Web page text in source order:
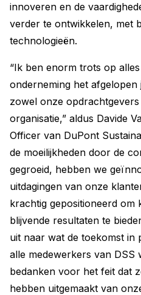
innoveren en de
verder te ontwikkelen, met
technologieën.
“Ik ben enorm trots op
onderneming het
zowel onze
organisatie,” aldus Davide
Officer van DuPont
de moeilijkheden door de
gegroeid, hebben we
uitdagingen van onze
krachtig gepositioneerd om
blijvende resultaten te
uit naar wat de toekomst in
alle medewerkers van DSS
bedanken voor het feit dat
hebben uitgemaakt van